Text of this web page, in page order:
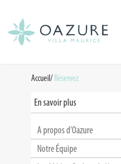
Accueil/Réservez
En savoir plus
A propos d'Oazure
Notre Équipe